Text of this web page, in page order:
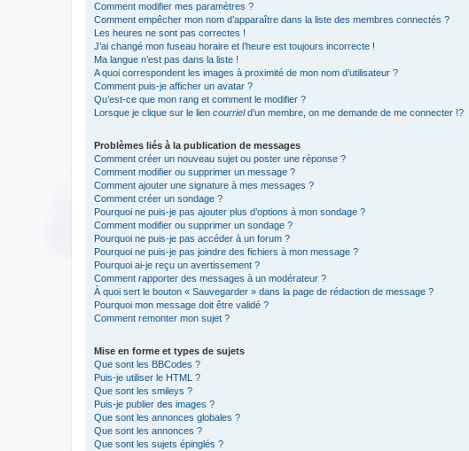
Comment modifier mes paramètres ?
Comment empêcher mon nom d’apparaître dans la liste des membres connectés ?
Les heures ne sont pas correctes !
J’ai changé mon fuseau horaire et l’heure est toujours incorrecte !
Ma langue n’est pas dans la liste !
A quoi correspondent les images à proximité de mon nom d’utilisateur ?
Comment puis-je afficher un avatar ?
Qu’est-ce que mon rang et comment le modifier ?
Lorsque je clique sur le lien courrield’un membre, on me demande de me connecter !?
Problèmes liés à la publication de messages
Comment créer un nouveau sujet ou poster une réponse ?
Comment modifier ou supprimer un message ?
Comment ajouter une signature à mes messages ?
Comment créer un sondage ?
Pourquoi ne puis-je pas ajouter plus d’options à mon sondage ?
Comment modifier ou supprimer un sondage ?
Pourquoi ne puis-je pas accéder à un forum ?
Pourquoi ne puis-je pas joindre des fichiers à mon message ?
Pourquoi ai-je reçu un avertissement ?
Comment rapporter des messages à un modérateur ?
À quoi sert le bouton « Sauvegarder » dans la page de rédaction de message ?
Pourquoi mon message doit être validé ?
Comment remonter mon sujet ?
Mise en forme et types de sujets
Que sont les BBCodes ?
Puis-je utiliser le HTML ?
Que sont les smileys ?
Puis-je publier des images ?
Que sont les annonces globales ?
Que sont les annonces ?
Que sont les sujets épinglés ?